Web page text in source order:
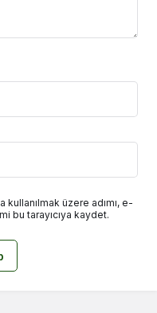
kullanılmak üzere adımı, e-
bu tarayıcıya kaydet.